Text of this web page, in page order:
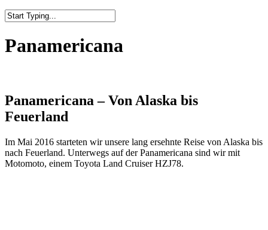
Panamericana
Panamericana – Von Alaska bis
Feuerland
Im Mai 2016 starteten wir unsere lang ersehnte Reise von Alaska bis
nach Feuerland. Unterwegs auf der Panamericana sind wir mit
Motomoto, einem Toyota Land Cruiser HZJ78.